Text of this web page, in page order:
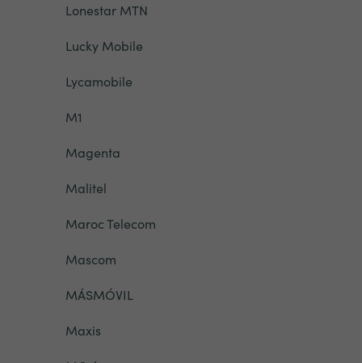
Lonestar MTN
Lucky Mobile
Lycamobile
M1
Magenta
Malitel
Maroc Telecom
Mascom
MÁSMÓVIL
Maxis